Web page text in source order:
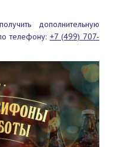
дополнительную
телефону: +7 (499) 707-